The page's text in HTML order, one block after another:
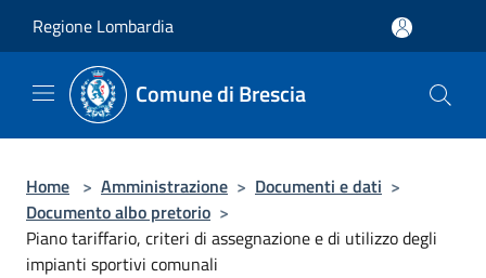
Regione Lombardia
Comune di Brescia
Home > Amministrazione > Documenti e dati >
Documento albo pretorio >
Piano tariffario, criteri di assegnazione e di utilizzo degli
impianti sportivi comunali